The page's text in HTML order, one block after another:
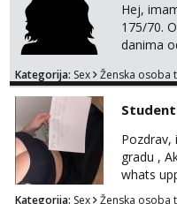
Hej,
175/70.
danima
druženja
također,
done
mi se na
što voliš
Kategorija: Sex Ženska osoba
gradu ,
whats
razme
Kategorija: Sex Ženska osoba